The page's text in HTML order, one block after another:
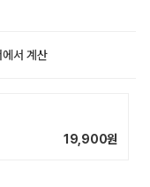
서 계산
19,900원